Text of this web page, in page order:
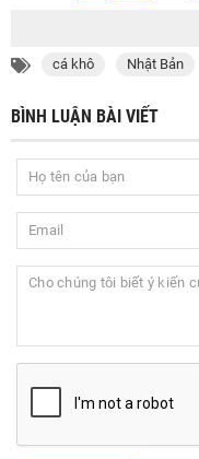
cá khô Nhật Bản
BÌNH LUẬN BÀI VIẾT